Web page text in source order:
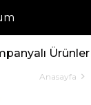
Ürünler
Anasayfa